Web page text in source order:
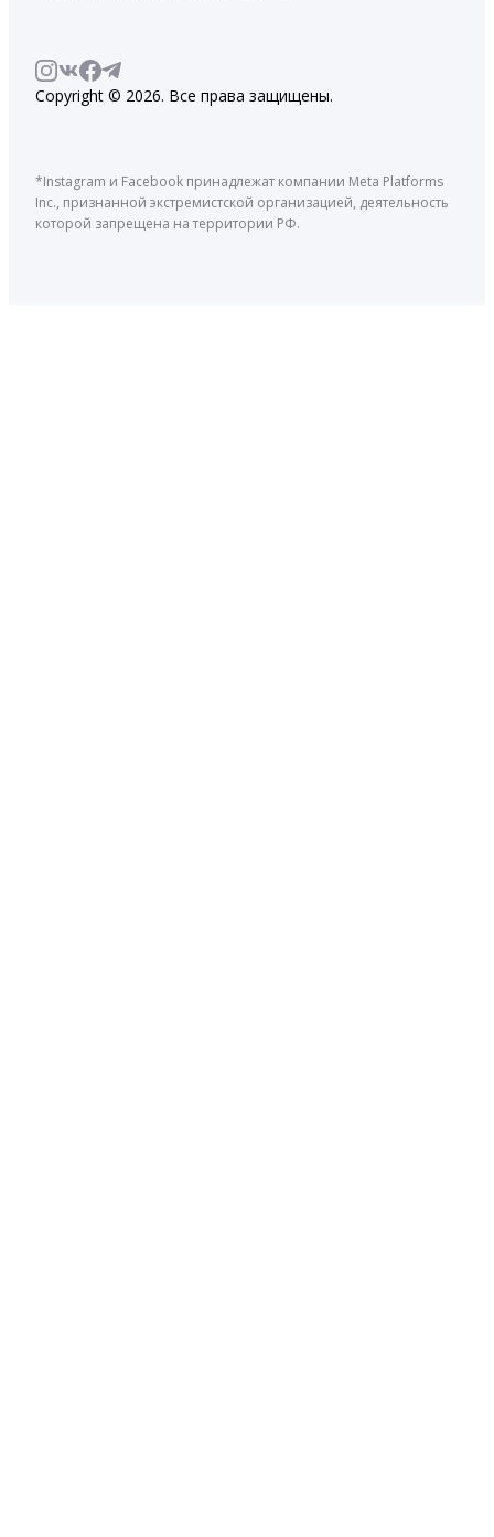
Copyright © 2026. Все права защищены.
*Instagram и Facebook принадлежат компании Meta Platforms
Inc., признанной экстремистской организацией, деятельность
которой запрещена на территории РФ.